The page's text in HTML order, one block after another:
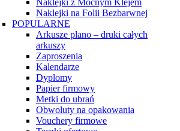
Naklejki z Mocnym Klejem
Naklejki na Folii Bezbarwnej
POPULARNE
Arkusze plano – druki całych
arkuszy
Zaproszenia
Kalendarze
Dyplomy
Papier firmowy
Metki do ubrań
Obwoluty na opakowania
Vouchery firmowe